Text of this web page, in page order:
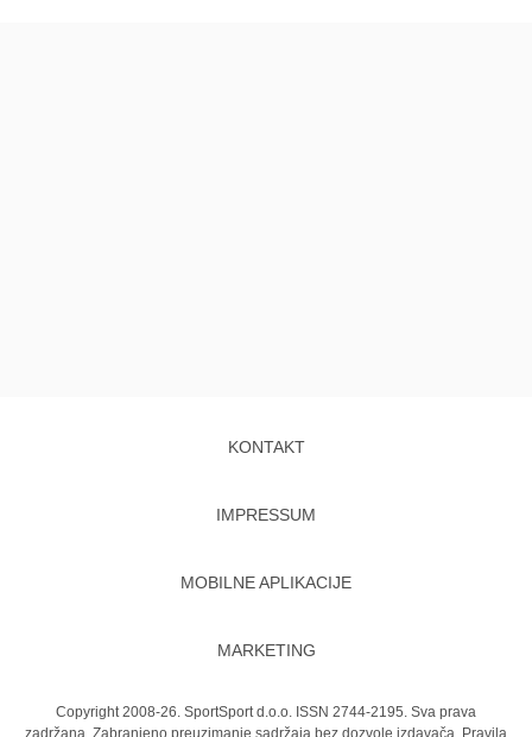
KONTAKT
IMPRESSUM
MOBILNE APLIKACIJE
MARKETING
Copyright 2008-26. SportSport d.o.o. ISSN 2744-2195. Sva prava